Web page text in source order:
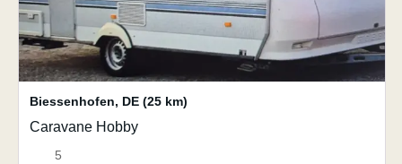
Biessenhofen, DE (25 km)
Caravane Hobby
5